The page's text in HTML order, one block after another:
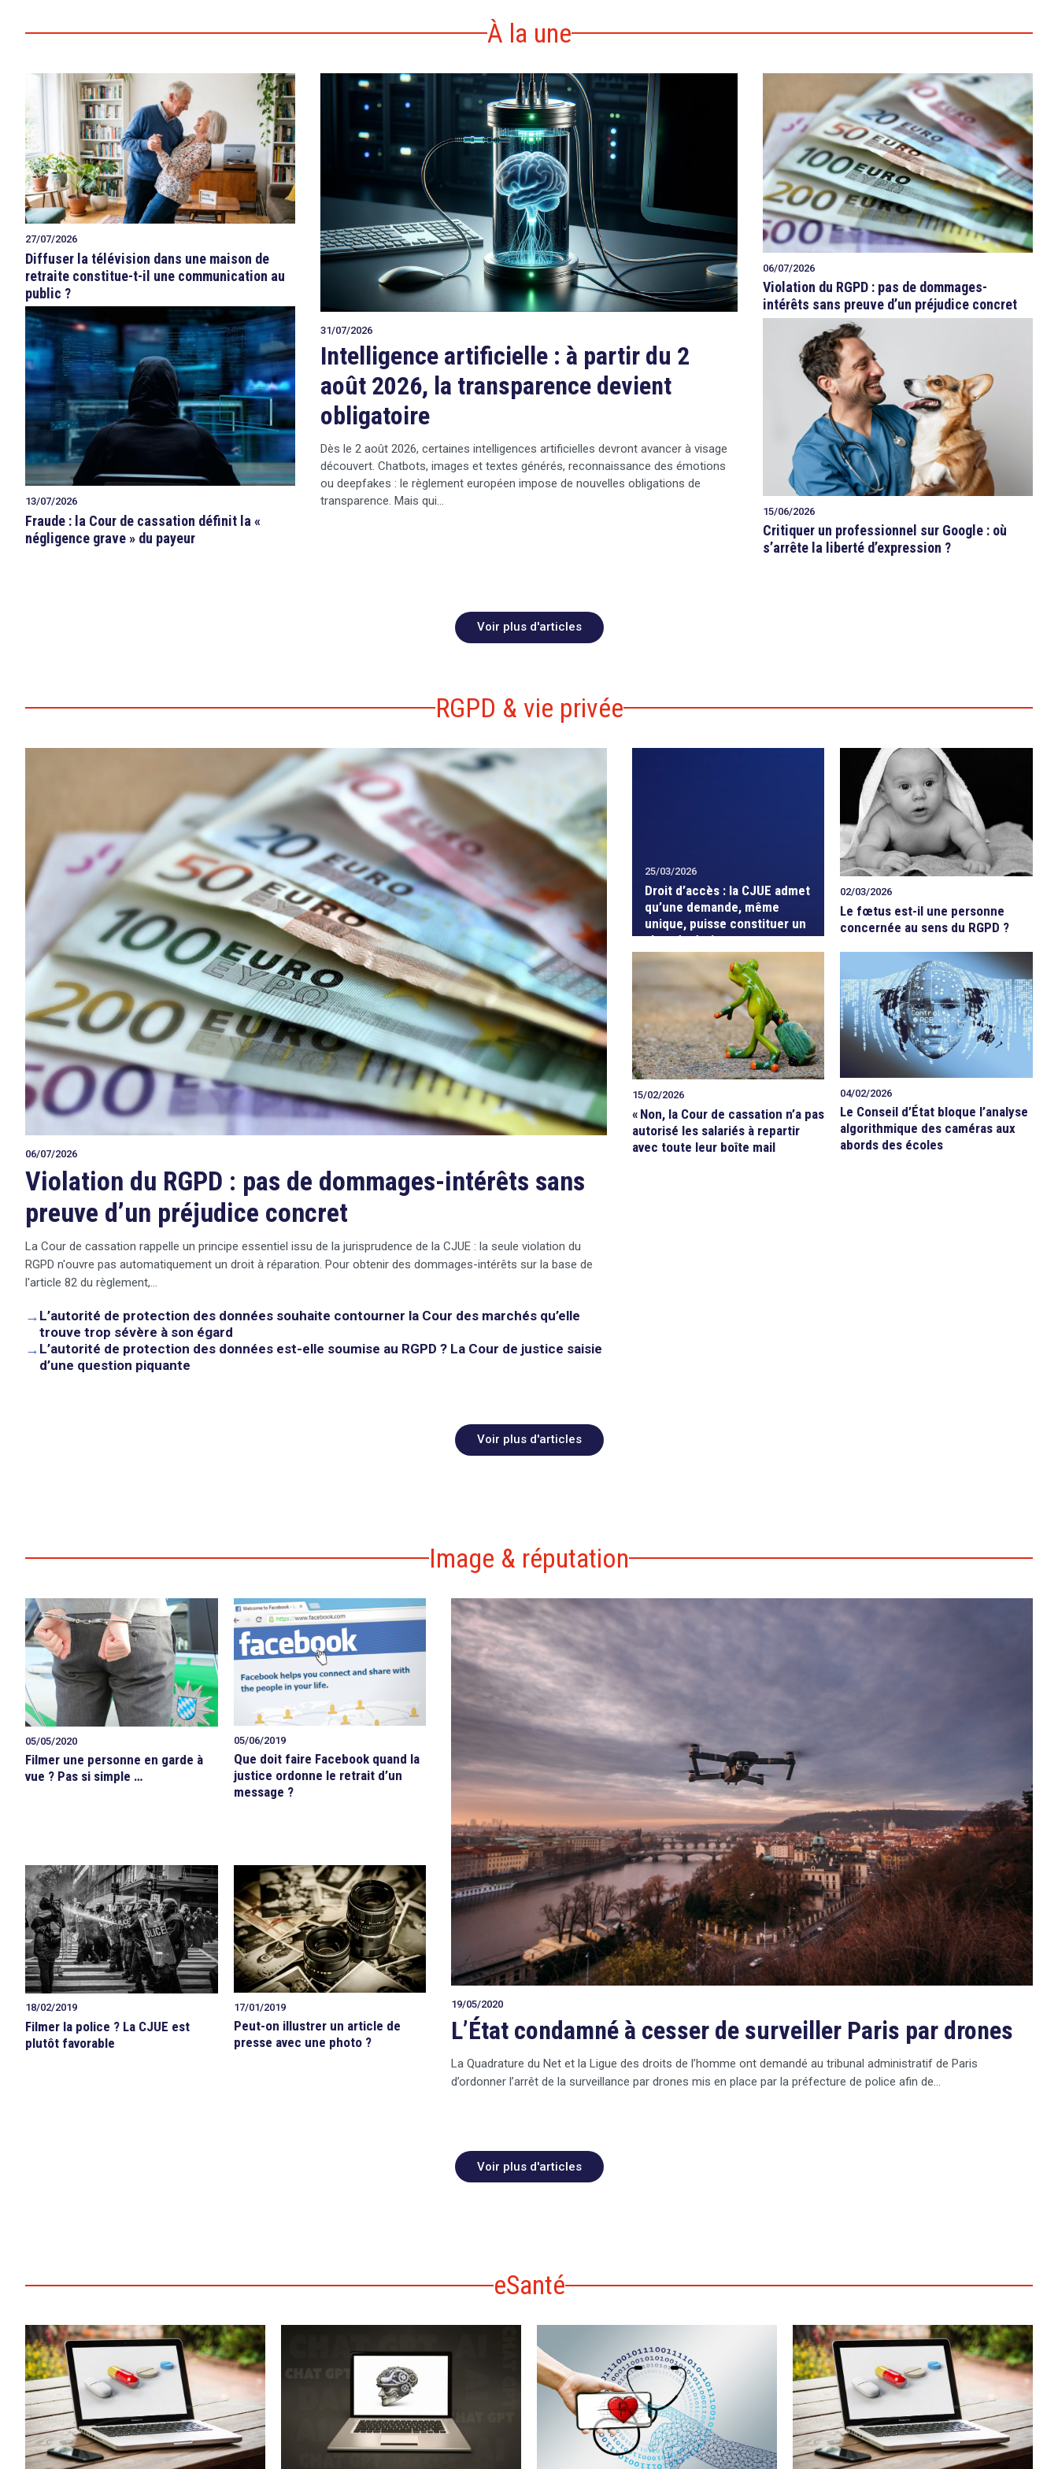
À la une
27/07/2026
Diffuser la télévision dans une maison de
retraite constitue-t-il une communication au
public ?
13/07/2026
Fraude : la Cour de cassation définit la «
négligence grave » du payeur
31/07/2026
Intelligence artificielle : à partir du 2
août 2026, la transparence devient
obligatoire
Dès le 2 août 2026, certaines intelligences artificielles devront avancer à visage
découvert. Chatbots, images et textes générés, reconnaissance des émotions
ou deepfakes : le règlement européen impose de nouvelles obligations de
transparence. Mais qui…
06/07/2026
Violation du RGPD : pas de dommages-
intérêts sans preuve d’un préjudice concret
15/06/2026
Critiquer un professionnel sur Google : où
s’arrête la liberté d’expression ?
Voir plus d'articles
RGPD & vie privée
06/07/2026
Violation du RGPD : pas de dommages-intérêts sans
preuve d’un préjudice concret
La Cour de cassation rappelle un principe essentiel issu de la jurisprudence de la CJUE : la seule violation du
RGPD n'ouvre pas automatiquement un droit à réparation. Pour obtenir des dommages-intérêts sur la base de
l'article 82 du règlement,…
→ L’autorité de protection des données souhaite contourner la Cour des marchés qu’elle
trouve trop sévère à son égard
→ L’autorité de protection des données est-elle soumise au RGPD ? La Cour de justice saisie
d’une question piquante
25/03/2026
Droit d’accès : la CJUE admet
qu’une demande, même
unique, puisse constituer un
abus de droit
02/03/2026
Le fœtus est-il une personne
concernée au sens du RGPD ?
15/02/2026
« Non, la Cour de cassation n’a pas
autorisé les salariés à repartir
avec toute leur boîte mail
04/02/2026
Le Conseil d’État bloque l’analyse
algorithmique des caméras aux
abords des écoles
Voir plus d'articles
Image & réputation
05/05/2020
Filmer une personne en garde à
vue ? Pas si simple …
05/06/2019
Que doit faire Facebook quand la
justice ordonne le retrait d’un
message ?
18/02/2019
Filmer la police ? La CJUE est
plutôt favorable
17/01/2019
Peut-on illustrer un article de
presse avec une photo ?
19/05/2020
L’État condamné à cesser de surveiller Paris par drones
La Quadrature du Net et la Ligue des droits de l’homme ont demandé au tribunal administratif de Paris
d’ordonner l’arrêt de la surveillance par drones mis en place par la préfecture de police afin de…
Voir plus d'articles
eSanté